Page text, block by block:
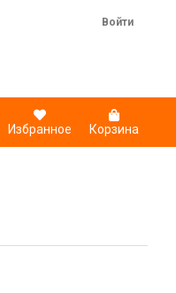
Войти
Избранное Корзина